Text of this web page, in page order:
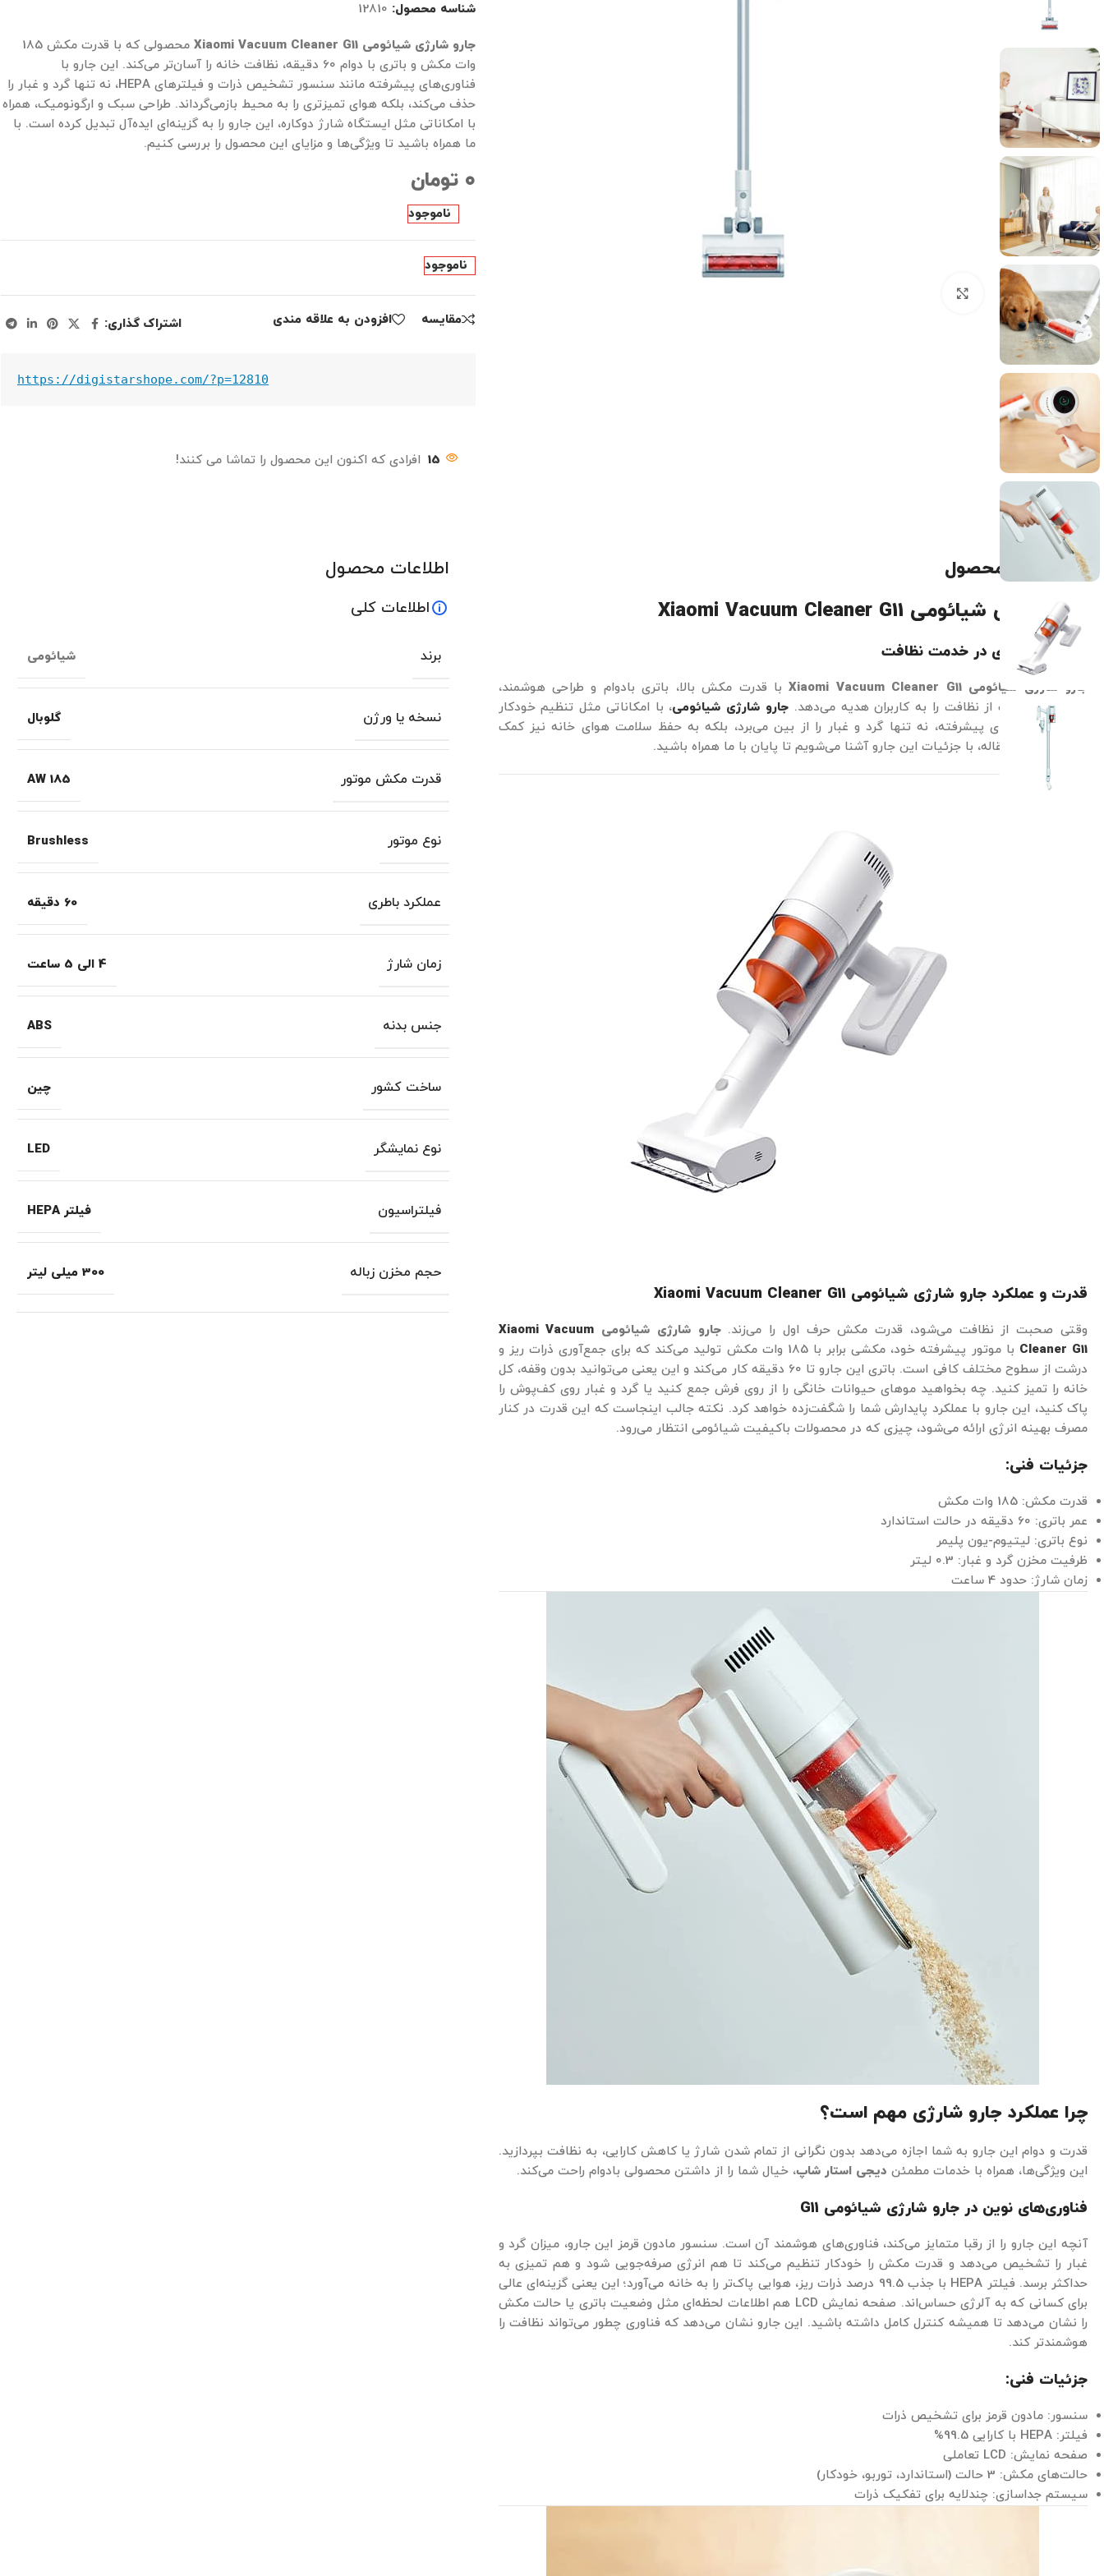
شناسه محصول: 12810
جارو شارژی شیائومیXiaomi Vacuum Cleaner G11
محصولی که با قدرت مکش 185
وات مکش و باتری با دوام 60 دقیقه، نظافت خانه را آسان‌تر می‌کند. این جارو با
فناوری‌های پیشرفته مانند سنسور تشخیص ذرات و فیلترهای HEPA، نه تنها گرد و غبار را
حذف می‌کند، بلکه هوای تمیزتری را به محیط بازمی‌گرداند. طراحی سبک و ارگونومیک، همراه
با امکاناتی مثل ایستگاه شارژ دوکاره، این جارو را به گزینه‌ای ایده‌آل تبدیل کرده است. با
ما همراه باشید تا ویژگی‌ها و مزایای این محصول را بررسی کنیم.
۰ تومان
ناموجود
ناموجود
مقايسه افزودن به علاقه مندی اشتراک گذاری:
https://digistarshope.com/?p=12810
15 افرادی که اکنون این محصول را تماشا می کنند!
توضیحات محصول
جارو شارژی شیائومی
قدرت و نوآوری در خدمت نظافت
جارو شارژی شیائومیXiaomi Vacuum Cleaner G11با قدرت مکش بالا، باتری بادوام و طراحی هوشمند،
تجربه‌ای متفاوت از نظافت را به کاربران هدیه می‌دهد. جارو شارژی شیائومی، با امکاناتی مثل تنظیم خودکار
مکش و فیلترهای پیشرفته، نه تنها گرد و غبار را از بین می‌برد، بلکه به حفظ سلامت هوای خانه نیز کمک
می‌کند. در این مقاله، با جزئیات این جارو آشنا می‌شویم تا پایان با ما همراه باشید.
قدرت و عملکرد جارو شارژی شیائومی Xiaomi Vacuum Cleaner G11
وقتی صحبت از نظافت می‌شود، قدرت مکش حرف اول را می‌زند.جارو شارژی شیائومی Xiaomi Vacuum
Cleaner G11
با موتور پیشرفته خود، مکشی برابر با 185 وات مکش تولید می‌کند که برای جمع‌آوری ذرات ریز و
درشت از سطوح مختلف کافی است. باتری این جارو تا 60 دقیقه کار می‌کند و این یعنی می‌توانید بدون وقفه، کل
خانه را تمیز کنید. چه بخواهید موهای حیوانات خانگی را از روی فرش جمع کنید یا گرد و غبار روی کف‌پوش را
پاک کنید، این جارو با عملکرد پایدارش شما را شگفت‌زده خواهد کرد. نکته جالب اینجاست که این قدرت در کنار
مصرف بهینه انرژی ارائه می‌شود، چیزی که در محصولات باکیفیت شیائومی انتظار می‌رود.
جزئیات فنی:
قدرت مکش: 185 وات مکش
عمر باتری: 60 دقیقه در حالت استاندارد
نوع باتری: لیتیوم-یون پلیمر
ظرفیت مخزن گرد و غبار: 0.3 لیتر
زمان شارژ: حدود 4 ساعت
چرا عملکرد جارو شارژی مهم است؟
قدرت و دوام این جارو به شما اجازه می‌دهد بدون نگرانی از تمام شدن شارژ یا کاهش کارایی، به نظافت بپردازید.
این ویژگی‌ها، همراه با خدمات مطمئن دیجی استار شاپ، خیال شما را از داشتن محصولی بادوام راحت می‌کند.
فناوری‌های نوین در جارو شارژی شیائومی G11
آنچه این جارو را از رقبا متمایز می‌کند، فناوری‌های هوشمند آن است. سنسور مادون قرمز این جارو، میزان گرد و
غبار را تشخیص می‌دهد و قدرت مکش را خودکار تنظیم می‌کند تا هم انرژی صرفه‌جویی شود و هم تمیزی به
حداکثر برسد. فیلتر HEPA با جذب 99.5 درصد ذرات ریز، هوایی پاک‌تر را به خانه می‌آورد؛ این یعنی گزینه‌ای عالی
برای کسانی که به آلرژی حساس‌اند. صفحه نمایش LCD هم اطلاعات لحظه‌ای مثل وضعیت باتری یا حالت مکش
را نشان می‌دهد تا همیشه کنترل کامل داشته باشید. این جارو نشان می‌دهد که فناوری چطور می‌تواند نظافت را
هوشمندتر کند.
جزئیات فنی:
سنسور: مادون قرمز برای تشخیص ذرات
فیلتر: HEPA با کارایی 99.5%
صفحه نمایش: LCD تعاملی
حالت‌های مکش: 3 حالت (استاندارد، توربو، خودکار)
سیستم جداسازی: چندلایه برای تفکیک ذرات
اطلاعات محصول
اطلاعات کلی
برند شیائومی
نسخه یا ورژن گلوبال
قدرت مکش موتور 185 AW
نوع موتور Brushless
عملکرد باطری 60 دقیقه
زمان شارژ 4 الی 5 ساعت
جنس بدنه ABS
ساخت کشور چین
نوع نمایشگر LED
فیلتراسیون فیلتر HEPA
حجم مخزن زباله 300 میلی لیتر